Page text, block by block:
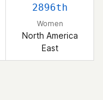
2896th
Women
North America
East